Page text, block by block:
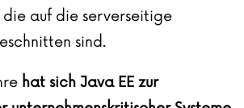
auf die serverseitige
sind.
hat sich Java EE zur